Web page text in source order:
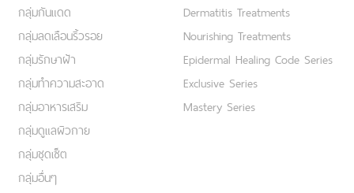
กลุ่มกันแดด
กลุ่มลดเลือนริ้วรอย
กลุ่มรักษาฝ้า
กลุ่มทำความสะอาด
กลุ่มอาหารเสริม
กลุ่มดูแลผิวกาย
กลุ่มชุดเซ็ต
กลุ่มอื่นๆ
Dermatitis Treatments
Nourishing Treatments
Epidermal Healing Code Series
Exclusive Series
Mastery Series